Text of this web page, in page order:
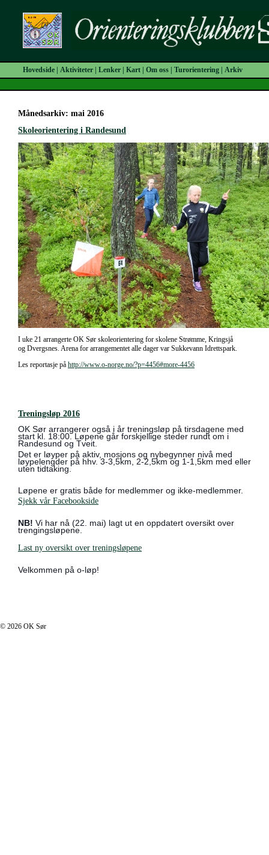
Hovedside Aktiviteter Lenker Kart Om oss Turorientering Arkiv
Månedsarkiv: mai 2016
Skoleorientering i Randesund
I uke 21 arrangerte OK Sør skoleorientering for skolene Strømme, Kringsjå
og Dvergsnes. Arena for arrangementet alle dager var Sukkevann Idrettspark.
Les reportasje på http://www.o-norge.no/?p=4456#more-4456
Treningsløp 2016
OK Sør arrangerer også i år treningsløp på tirsdagene med
start kl. 18:00. Løpene går forskjellige steder rundt om i
Randesund og Tveit.
Det er løyper på aktiv, mosjons og nybegynner nivå med
løypelengder på hhv. 3-3,5km, 2-2,5km og 1-1,5km med eller
uten tidtaking.
Løpene er gratis både for medlemmer og ikke-medlemmer.
Sjekk vår Facebookside
NB! Vi har nå (22. mai) lagt ut en oppdatert oversikt over
trengingsløpene.
Last ny oversikt over treningsløpene
Velkommen på o-løp!
© 2026 OK Sør